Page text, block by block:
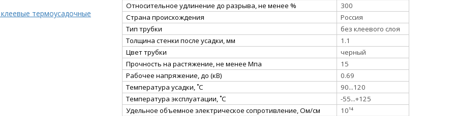
термоусадочные
Относительное удлинение до разрыва, не менее %
300
Страна происхождения
Россия
Тип трубки
без клеевого слоя
Толщина стенки после усадки, мм
1.1
Цвет трубки
черный
Прочность на растяжение, не менее Мпа
15
Рабочее напряжение, до (кВ)
0.69
Температура усадки, ˚С
90...120
Температура эксплуатации, ˚С
-55...+125
Удельное объемное электрическое сопротивление, Ом/см
10¹⁴